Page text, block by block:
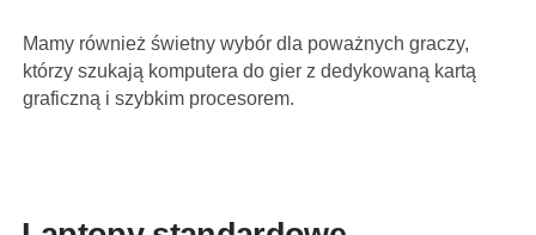
Mamy również świetny wybór dla poważnych graczy,
którzy szukają komputera do gier z dedykowaną kartą
graficzną i szybkim procesorem.